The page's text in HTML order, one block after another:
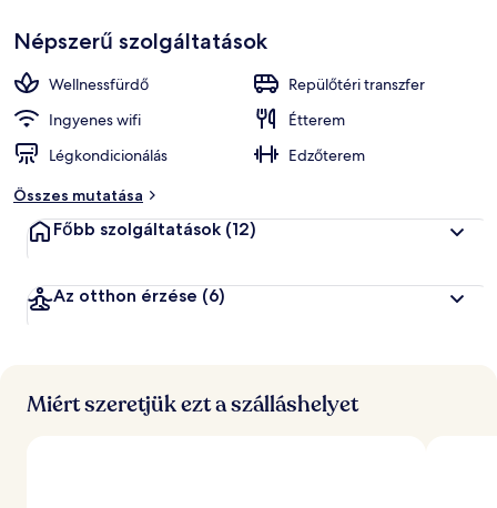
Népszerű szolgáltatások
Wellnessfürdő
Repülőtéri transzfer
Ingyenes wifi
Étterem
Légkondicionálás
Edzőterem
Összes mutatása
Főbb szolgáltatások (12)
Az otthon érzése (6)
Miért szeretjük ezt a szálláshelyet